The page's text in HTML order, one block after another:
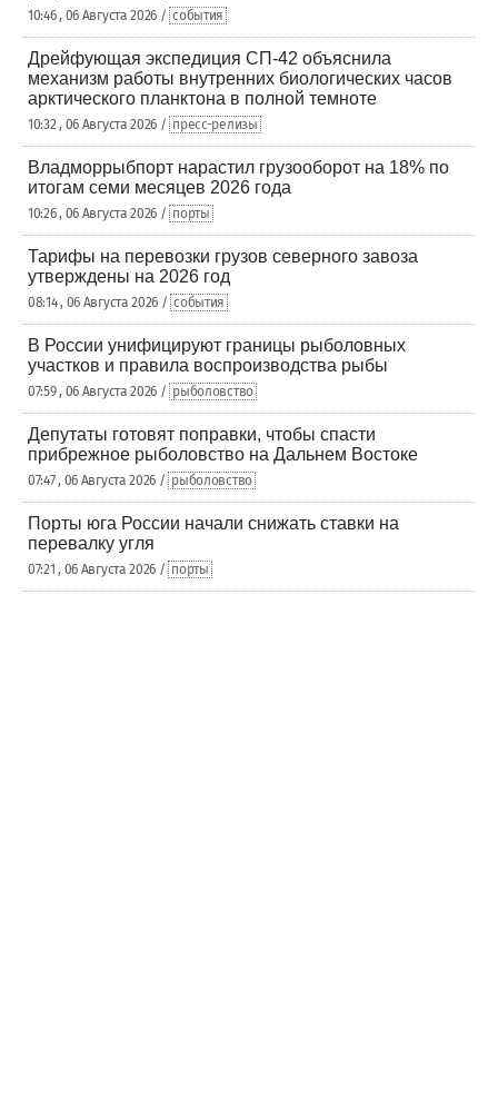
10:46 , 06 Августа 2026 / события
Дрейфующая экспедиция СП-42 объяснила
механизм работы внутренних биологических часов
арктического планктона в полной темноте
10:32 , 06 Августа 2026 / пресс-релизы
Владморрыбпорт нарастил грузооборот на 18% по
итогам семи месяцев 2026 года
10:26 , 06 Августа 2026 / порты
Тарифы на перевозки грузов северного завоза
утверждены на 2026 год
08:14 , 06 Августа 2026 / события
В России унифицируют границы рыболовных
участков и правила воспроизводства рыбы
07:59 , 06 Августа 2026 / рыболовство
Депутаты готовят поправки, чтобы спасти
прибрежное рыболовство на Дальнем Востоке
07:47 , 06 Августа 2026 / рыболовство
Порты юга России начали снижать ставки на
перевалку угля
07:21 , 06 Августа 2026 / порты